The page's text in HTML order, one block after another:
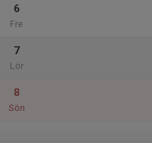
6
Fre
7
Lör
8
Sön